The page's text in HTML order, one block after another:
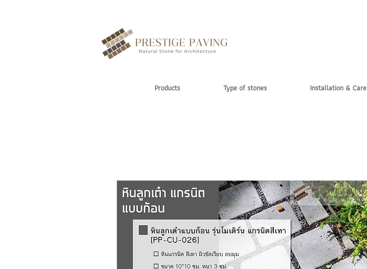
Products Type of stones Installation & Care